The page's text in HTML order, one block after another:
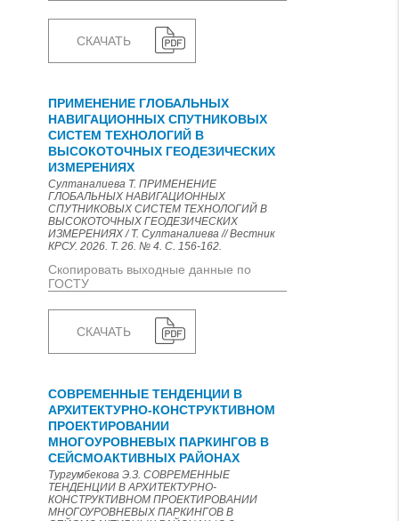
СКАЧАТЬ
ПРИМЕНЕНИЕ ГЛОБАЛЬНЫХ
НАВИГАЦИОННЫХ СПУТНИКОВЫХ
СИСТЕМ ТЕХНОЛОГИЙ В
ВЫСОКОТОЧНЫХ ГЕОДЕЗИЧЕСКИХ
ИЗМЕРЕНИЯХ
Султаналиева Т. ПРИМЕНЕНИЕ
ГЛОБАЛЬНЫХ НАВИГАЦИОННЫХ
СПУТНИКОВЫХ СИСТЕМ ТЕХНОЛОГИЙ В
ВЫСОКОТОЧНЫХ ГЕОДЕЗИЧЕСКИХ
ИЗМЕРЕНИЯХ / Т. Султаналиева // Вестник
КРСУ. 2026. Т. 26. № 4. С. 156-162.
Скопировать выходные данные по
ГОСТУ
СКАЧАТЬ
СОВРЕМЕННЫЕ ТЕНДЕНЦИИ В
АРХИТЕКТУРНО-КОНСТРУКТИВНОМ
ПРОЕКТИРОВАНИИ
МНОГОУРОВНЕВЫХ ПАРКИНГОВ В
СЕЙСМОАКТИВНЫХ РАЙОНАХ
Тургумбекова Э.З. СОВРЕМЕННЫЕ
ТЕНДЕНЦИИ В АРХИТЕКТУРНО-
КОНСТРУКТИВНОМ ПРОЕКТИРОВАНИИ
МНОГОУРОВНЕВЫХ ПАРКИНГОВ В